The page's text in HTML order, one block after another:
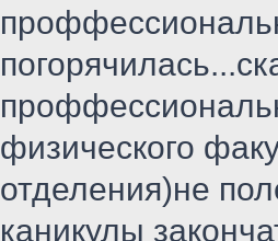
физического
отделения)не
каникулы